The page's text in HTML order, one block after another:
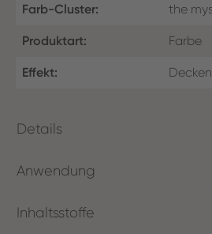
Farb-Cluster: the
Produktart: Farbe
Effekt:
Details
Anwendung
Inhaltsstoffe